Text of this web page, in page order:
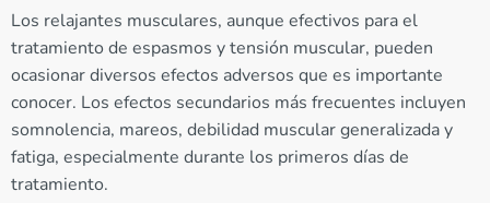
Los relajantes musculares, aunque efectivos para el
tratamiento de espasmos y tensión muscular, pueden
ocasionar diversos efectos adversos que es importante
conocer. Los efectos secundarios más frecuentes incluyen
somnolencia, mareos, debilidad muscular generalizada y
fatiga, especialmente durante los primeros días de
tratamiento.